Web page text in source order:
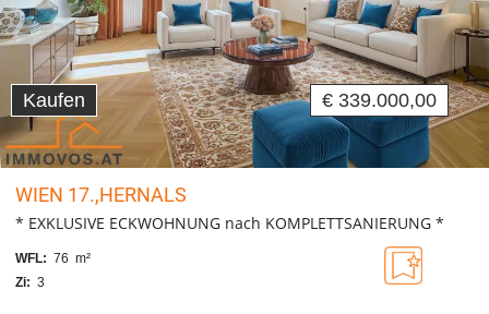
Kaufen € 339.000,00
WIEN 17.,HERNALS
* EXKLUSIVE ECKWOHNUNG nach KOMPLETTSANIERUNG *
WFL: 76 m²
Zi: 3